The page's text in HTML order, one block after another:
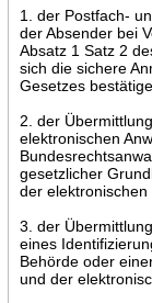
1. der Postfach-
der Absender bei
Absatz 1 Satz 2
sich die sichere
Gesetzes
2. der
elektronischen
gesetzlicher
der elektronischen
3. der
eines
Behörde oder
und der